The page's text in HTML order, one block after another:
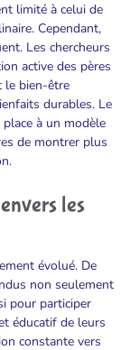
limité à celui de
Cependant,
Les chercheurs
active des pères
le bien-être
durables. Le
à un modèle
de montrer plus
les
évolué. De
non seulement
pour participer
éducatif de leurs
constante vers